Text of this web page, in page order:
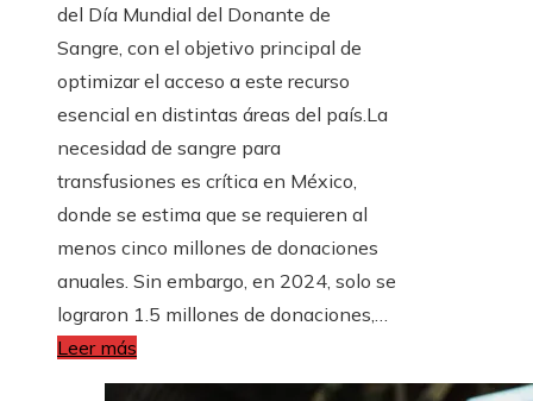
del Día Mundial del Donante de
Sangre, con el objetivo principal de
optimizar el acceso a este recurso
esencial en distintas áreas del país.La
necesidad de sangre para
transfusiones es crítica en México,
donde se estima que se requieren al
menos cinco millones de donaciones
anuales. Sin embargo, en 2024, solo se
lograron 1.5 millones de donaciones,…
Leer más